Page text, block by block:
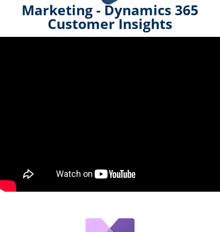
Marketing - Dynamics 365
Customer Insights